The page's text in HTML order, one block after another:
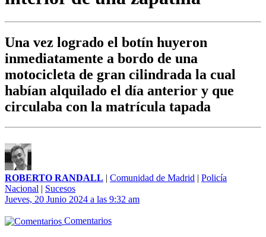
Una vez logrado el botín huyeron
inmediatamente a bordo de una
motocicleta de gran cilindrada la cual
habían alquilado el día anterior y que
circulaba con la matrícula tapada
ROBERTO RANDALL | Comunidad de Madrid | Policía
Nacional | Sucesos
Jueves, 20 Junio 2024 a las 9:32 am
Comentarios